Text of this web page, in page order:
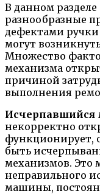
В данном
разнообразные
дефектами
могут
Множество
механизма
причиной
выполнения
Исчерпавшийся
некорректно
функционирует,
быть
механизмов. Это
неправильного
машины,